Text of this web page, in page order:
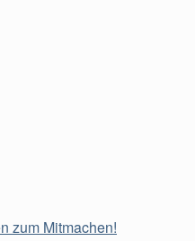
zum Mitmachen!